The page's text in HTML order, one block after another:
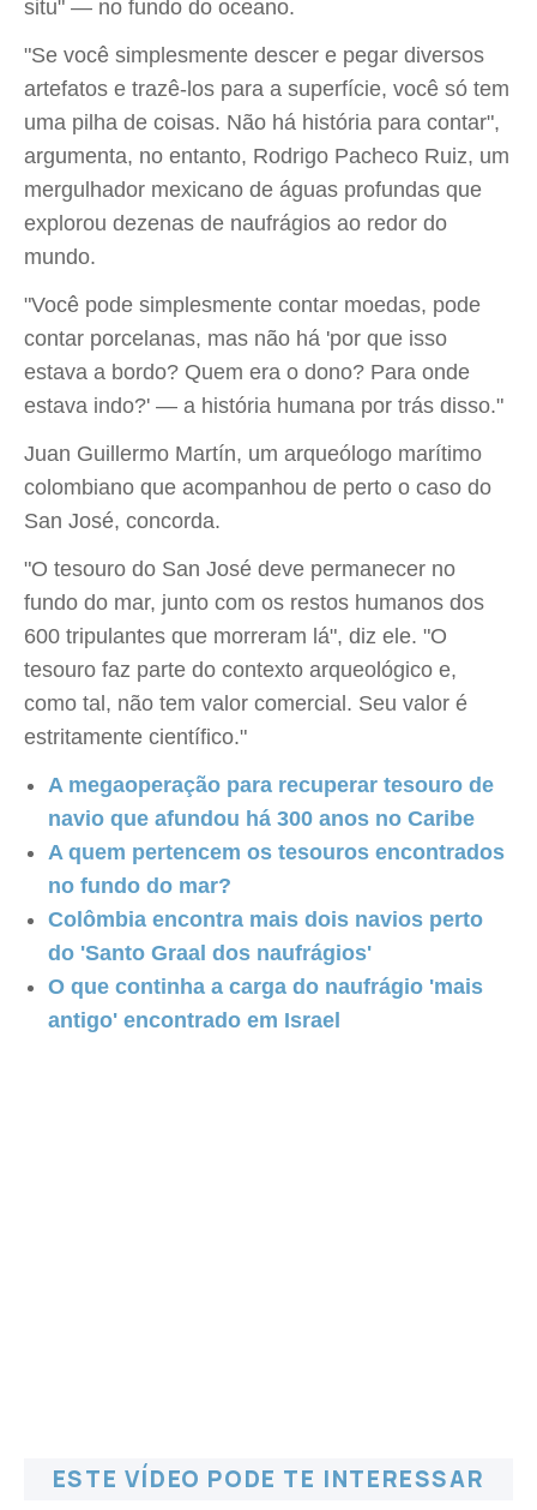
situ" — no fundo do oceano.
"Se você simplesmente descer e pegar diversos
artefatos e trazê-los para a superfície, você só tem
uma pilha de coisas. Não há história para contar",
argumenta, no entanto, Rodrigo Pacheco Ruiz, um
mergulhador mexicano de águas profundas que
explorou dezenas de naufrágios ao redor do
mundo.
"Você pode simplesmente contar moedas, pode
contar porcelanas, mas não há 'por que isso
estava a bordo? Quem era o dono? Para onde
estava indo?' — a história humana por trás disso."
Juan Guillermo Martín, um arqueólogo marítimo
colombiano que acompanhou de perto o caso do
San José, concorda.
"O tesouro do San José deve permanecer no
fundo do mar, junto com os restos humanos dos
600 tripulantes que morreram lá", diz ele. "O
tesouro faz parte do contexto arqueológico e,
como tal, não tem valor comercial. Seu valor é
estritamente científico."
A megaoperação para recuperar tesouro de
navio que afundou há 300 anos no Caribe
A quem pertencem os tesouros encontrados
no fundo do mar?
Colômbia encontra mais dois navios perto
do 'Santo Graal dos naufrágios'
O que continha a carga do naufrágio 'mais
antigo' encontrado em Israel
ESTE VÍDEO PODE TE INTERESSAR